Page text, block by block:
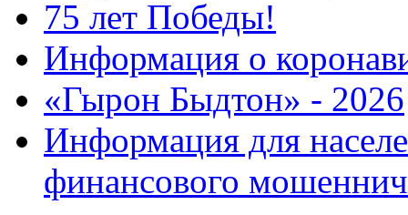
75 лет Победы!
Информация о
«Гырон Быдтон» - 2026
Информация для
финансового